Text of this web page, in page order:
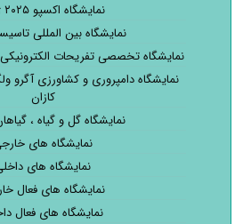
نمایشگاه اکسپو ۲۰۲۵ ژاپن
نمایشگاه بین المللی
نمایشگاه تخصصی تفریحات
کازان
نمایشگاه گل و گیاه ،
نمایشگاه های
نمایشگاه های
نمایشگاه های فعال
نمایشگاه های فعال